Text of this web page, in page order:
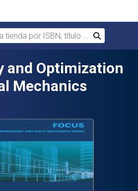
por ISBN, título o autor
Buscar
and Optimization
Mechanics